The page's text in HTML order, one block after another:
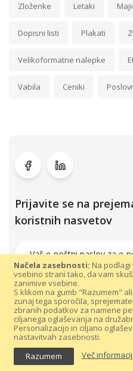
Načela zasebnosti: Na
vsebino strani tako, da vam
zanimive vsebine.
S klikom na gumb "Razumem"
zunaj tega sporočila,
zbranih podatkov za namene
ciljanega oglaševanja na
Personalizacijo in ciljano
nastavitvah zasebnosti.
Razumem
Več
Zloženke Letaki
Dopisni listi Plakati
Velikoformatne nalepke
Vabila Ceniki
Prijavite se na
koristnih nasvetov
Vse pravice pridržane 300dpi.com